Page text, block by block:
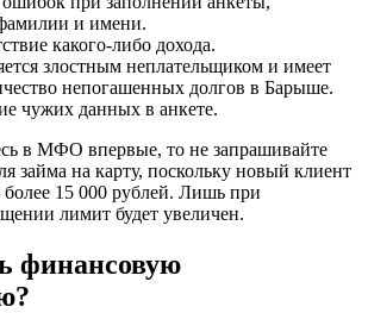
и имени.
какого-либо дохода.
злостным неплательщиком и имеет
непогашенных долгов в Барыше.
чужих данных в анкете.
в МФО впервые, то не запрашивайте
займа на карту, поскольку новый клиент
15 000 рублей. Лишь при
лимит будет увеличен.
финансовую